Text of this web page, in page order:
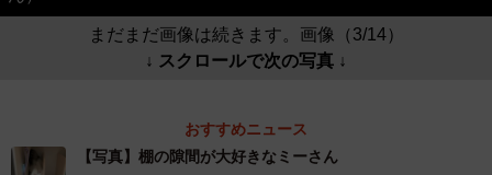
まだまだ画像は続きます。画像（3/14）
↓ スクロールで次の写真 ↓
おすすめニュース
【写真】棚の隙間が大好きなミーさん